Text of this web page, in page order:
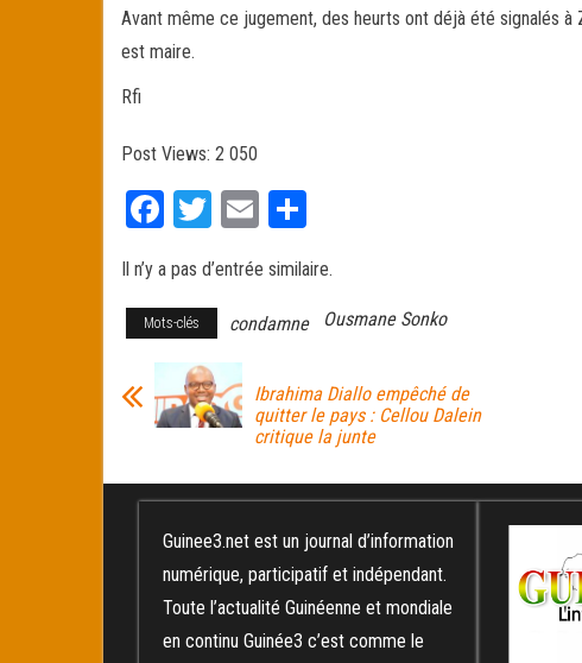
Avant même ce jugement, des heurts ont déjà été signalés à
est maire.
Rfi
Post Views: 2 050
Fa
bo
ok
T
tt
er
E
ail ag
er
Il n’y a pas d’entrée similaire.
Mots-clés condamne Ousmane Sonko
Ibrahima Diallo empêché de
quitter le pays : Cellou Dalein
critique la junte
Guinee3.net est un journal d’information
numérique, participatif et indépendant.
Toute l’actualité Guinéenne et mondiale
en continu Guinée3 c’est comme le